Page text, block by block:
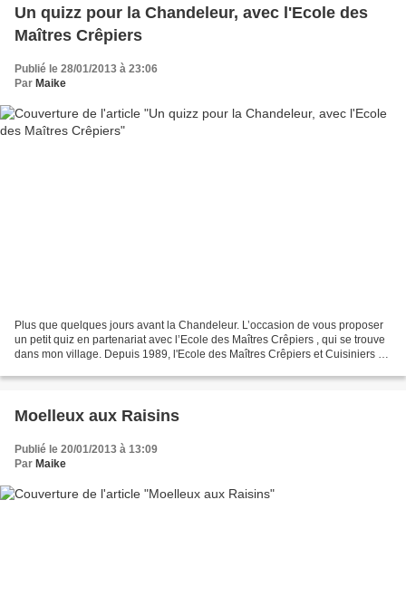
Un quizz pour la Chandeleur, avec l'Ecole des
Maîtres Crêpiers
Publié le 28/01/2013 à 23:06
Par Maike
Plus que quelques jours avant la Chandeleur. L’occasion de vous proposer
un petit quiz en partenariat avec l’Ecole des Maîtres Crêpiers , qui se trouve
dans mon village. Depuis 1989, l'Ecole des Maîtres Crêpiers et Cuisiniers de
Moelleux aux Raisins
Publié le 20/01/2013 à 13:09
Par Maike